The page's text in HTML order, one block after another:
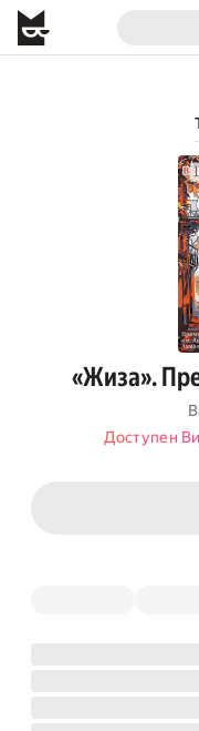
«Жиза».
Доступен